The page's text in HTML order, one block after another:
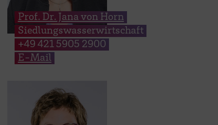
Prof. Dr. Jana von Horn
Siedlungswasserwirtschaft
+49 421 5905 2900
E-Mail